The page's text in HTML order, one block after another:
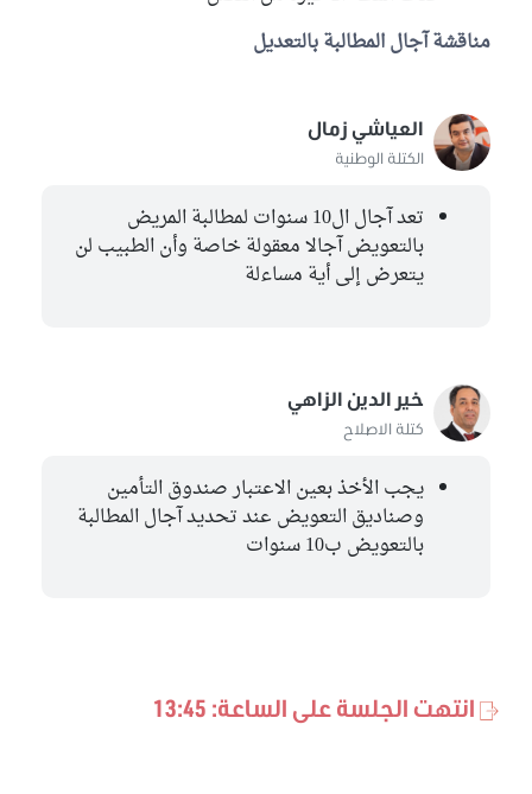
مناقشة آجال المطالبة بالتعديل
العياشي زمال
الكتلة الوطنية
تعد آجال ال10 سنوات لمطالبة المريض
بالتعويض آجالا معقولة خاصة وأن الطبيب لن
يتعرض إلى أية مساءلة
خير الدين الزاهي
كتلة الاصلاح
يجب الأخذ بعين الاعتبار صندوق التأمين
وصناديق التعويض عند تحديد آجال المطالبة
بالتعويض ب10 سنوات
انتهت الجلسة على الساعة: 13:45